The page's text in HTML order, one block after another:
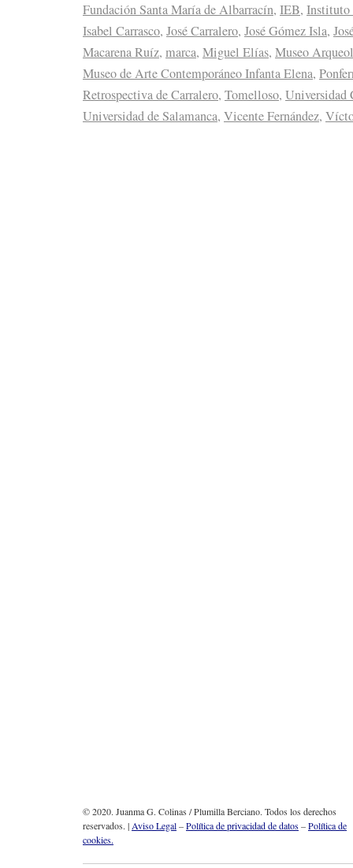
Fundación Santa María de Albarracín, IEB, Instituto
Isabel Carrasco, José Carralero, José Gómez Isla,
Macarena Ruíz, marca, Miguel Elías, Museo
Museo de Arte Contemporáneo Infanta Elena,
Retrospectiva de Carralero, Tomelloso, Universidad
Universidad de Salamanca, Vicente Fernández,
© 2020. Juanma G. Colinas / Plumilla Berciano. Todos los derechos
reservados. |Aviso Legal–Política de privacidad de datos–Política de
cookies.